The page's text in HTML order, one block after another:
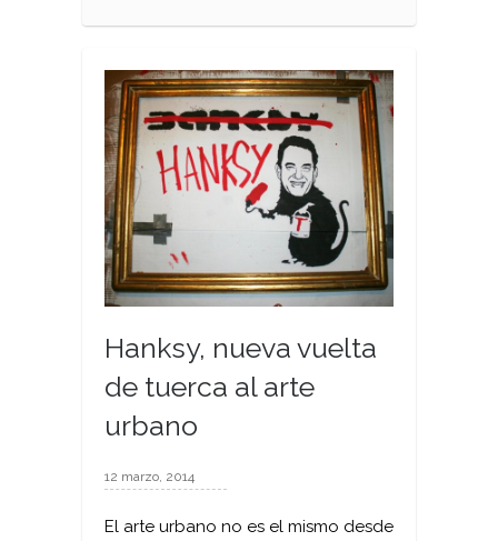
Hanksy, nueva vuelta
de tuerca al arte
urbano
12 marzo, 2014
El arte urbano no es el mismo desde